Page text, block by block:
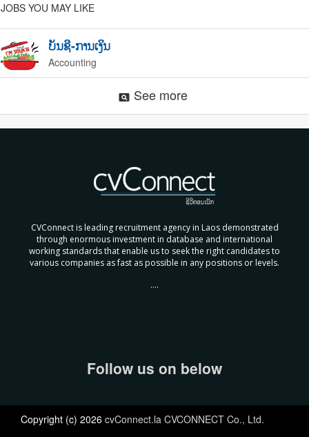
JOBS YOU MAY LIKE
ບັນຊີ-ການເງິນ
Accounting
pageview See more
CVConnect is leading recruitment agency in Laos demonstrated
through enormous investment in database and international
working standards that enable us to seek the right candidates to
various companies as fast as possible in any positions or levels.
....
Follow us on below
Copyright (c) 2026 cvConnect.la CVCONNECT Co., Ltd.